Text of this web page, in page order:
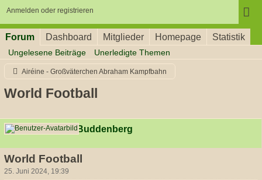
Anmelden oder registrieren
Forum Dashboard Mitglieder Homepage Statistik
Ungelesene Beiträge Unerledigte Themen
Airéine - Großväterchen Abraham Kampfbahn
World Football
Dionysius Buddenberg
World Football
25. Juni 2024, 19:39